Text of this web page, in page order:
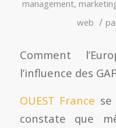
management,
web /
Comment
l’influence des
OUEST France
constate que